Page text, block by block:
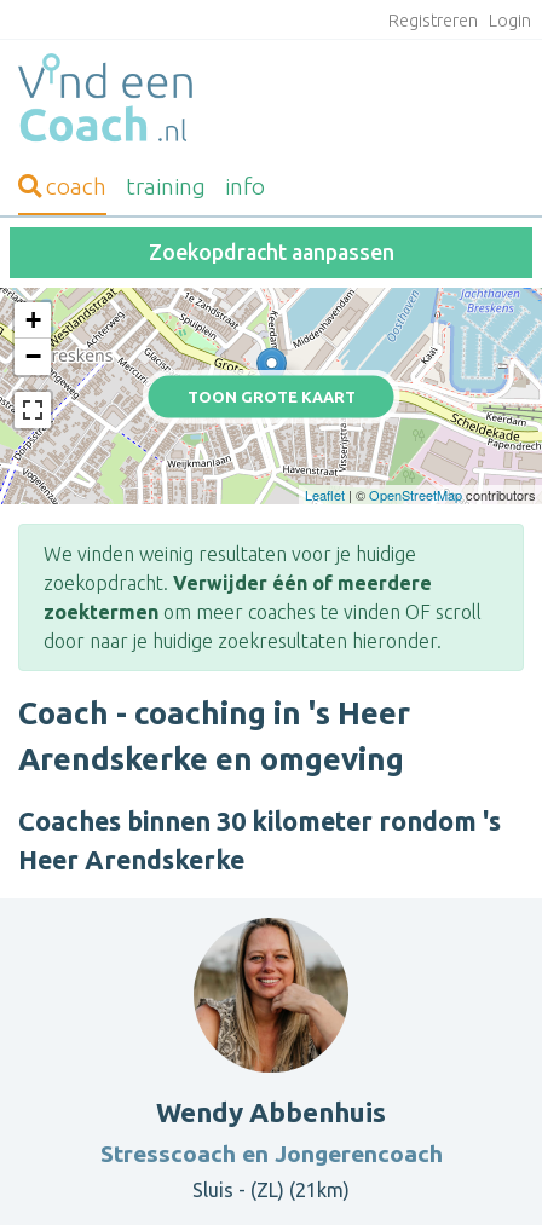
Registreren Login
coach training info
Zoekopdracht aanpassen
TOON GROTE KAART
+
−
Leaflet | ©OpenStreetMapcontributors
We vinden weinig resultaten voor je huidige
zoekopdracht. Verwijder één of meerdere
zoektermen om meer coaches te vinden OF scroll
door naar je huidige zoekresultaten hieronder.
Coach - coaching in 's Heer
Arendskerke en omgeving
Coaches binnen 30 kilometer rondom 's
Heer Arendskerke
Wendy Abbenhuis
Stresscoach en Jongerencoach
Sluis - (ZL) (21km)